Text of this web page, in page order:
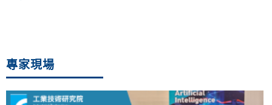
專家現場